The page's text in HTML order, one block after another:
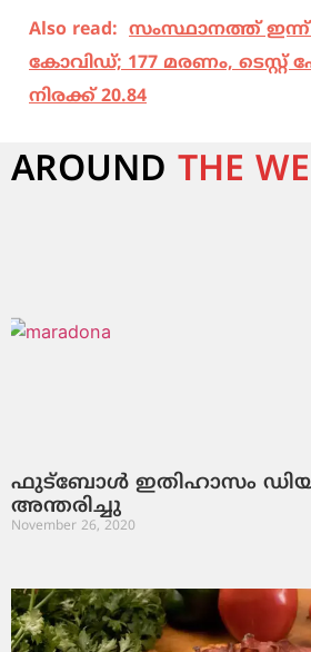
Also read: സംസ്ഥാനത്ത് ഇന്ന്
കോവിഡ്; 177 മരണം, ടെസ്റ്റ്
നിരക്ക് 20.84
AROUND THE
ഫുട്‌ബോള്‍ ഇതിഹാസം
അന്തരിച്ചു
November 26, 2020